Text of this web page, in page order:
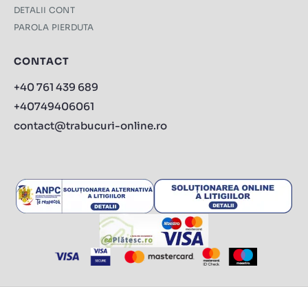
DETALII CONT
PAROLA PIERDUTA
CONTACT
+40 761 439 689
+40749406061
contact@trabucuri-online.ro